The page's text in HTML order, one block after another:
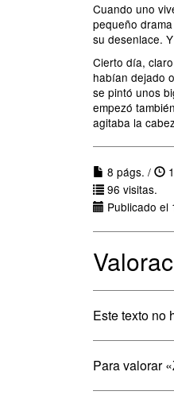
Cuando uno
pequeño
su desenlace.
Cierto día,
habían dejado
se pintó unos
empezó
agitaba la
8 págs. /
96 visitas.
Publicado el
Este texto no
Para valorar